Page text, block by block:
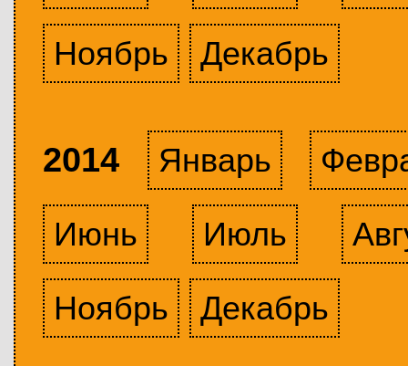
Ноябрь
Декабрь
2014 Январь
Июнь
Июль
Ноябрь
Декабрь